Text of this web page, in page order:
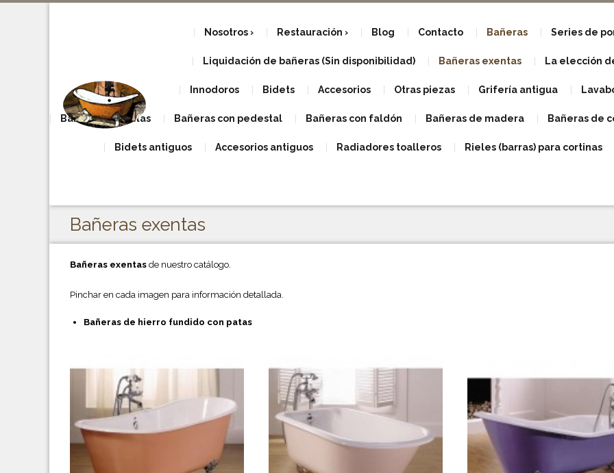
Nosotros Restauración Blog Contacto Bañeras Series de
Liquidación de bañeras (Sin disponibilidad) Bañeras exentas La elección
Innodoros Bidets Accesorios Otras piezas Grifería antigua
Bañeras con patas Bañeras con pedestal Bañeras con faldón Bañeras de madera Bañeras de
Bidets antiguos Accesorios antiguos Radiadores toalleros Rieles (barras) para cortinas
Bañeras exentas
Bañeras exentas de nuestro catálogo.
Pinchar en cada imagen para información detallada.
Bañeras de hierro fundido con patas